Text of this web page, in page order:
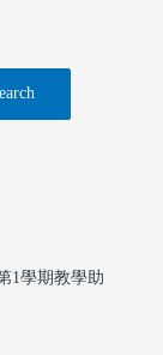
1學期教學助